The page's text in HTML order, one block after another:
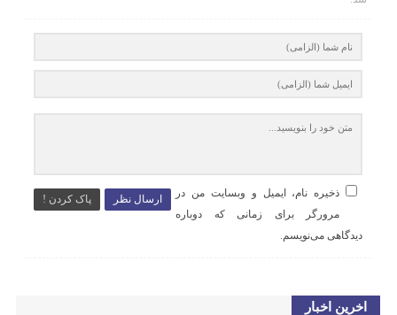
ارسال نظر پاک کردن !
ذخیره نام، ایمیل و وبسایت من در
مرورگر برای زمانی که دوباره
دیدگاهی می‌نویسم.
اخرین اخبار